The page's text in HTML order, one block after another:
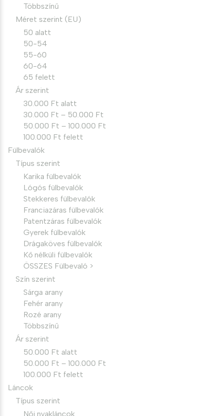
Többszínű
Méret szerint (EU)
50 alatt
50-54
55-60
60-64
65 felett
Ár szerint
30.000 Ft alatt
30.000 Ft – 50.000 Ft
50.000 Ft – 100.000 Ft
100.000 Ft felett
Fülbevalók
Típus szerint
Karika fülbevalók
Lógós fülbevalók
Stekkeres fülbevalók
Franciazáras fülbevalók
Patentzáras fülbevalók
Gyerek fülbevalók
Drágaköves fülbevalók
Kő nélküli fülbevalók
ÖSSZES Fülbevaló >
Szín szerint
Sárga arany
Fehér arany
Rozé arany
Többszínű
Ár szerint
50.000 Ft alatt
50.000 Ft – 100.000 Ft
100.000 Ft felett
Láncok
Típus szerint
Női nyakláncok